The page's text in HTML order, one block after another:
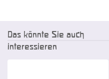
Das könnte Sie auch
interessieren